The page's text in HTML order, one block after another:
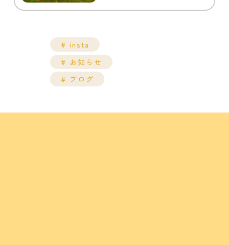
insta
お知らせ
ブログ